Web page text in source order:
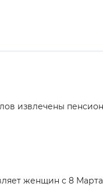
извлечены
женщин с 8